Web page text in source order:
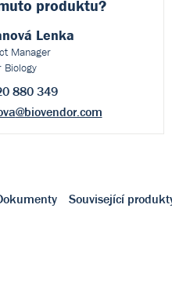
produktu?
Lenka
Manager
Biology
880 349
@biovendor.com
Související